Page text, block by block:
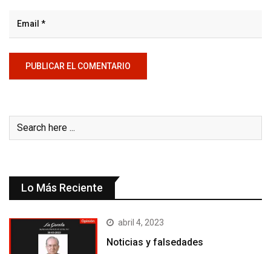
Lo Más Reciente
abril 4, 2023
Noticias y falsedades